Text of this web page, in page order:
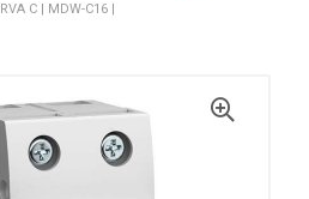
C | MDW-C16 |